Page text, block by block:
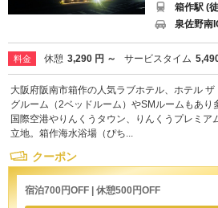
箱作駅 (
泉佐野南
料金 休憩 3,290 円 ～ サービスタイム
大阪府阪南市箱作の人気ラブホテル、ホテル
グルーム（2ベッドルーム）やSMルームもあ
国際空港やりんくうタウン、りんくうプレミア
立地。箱作海水浴場（ぴち...
クーポン
宿泊700円OFF | 休憩500円OFF